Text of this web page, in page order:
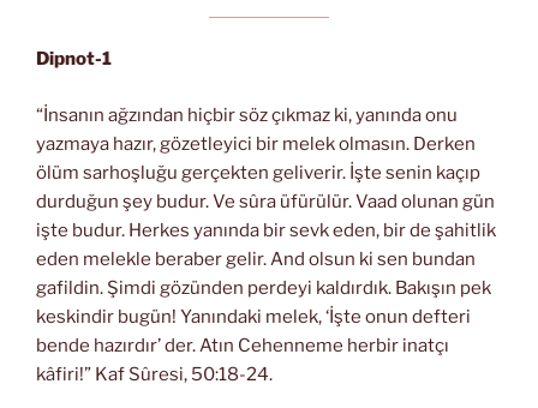
Dipnot-1
“İnsanın ağzından hiçbir söz çıkmaz ki, yanında onu
yazmaya hazır, gözetleyici bir melek olmasın. Derken
ölüm sarhoşluğu gerçekten geliverir. İşte senin kaçıp
durduğun şey budur. Ve sûra üfürülür. Vaad olunan gün
işte budur. Herkes yanında bir sevk eden, bir de şahitlik
eden melekle beraber gelir. And olsun ki sen bundan
gafildin. Şimdi gözünden perdeyi kaldırdık. Bakışın pek
keskindir bugün! Yanındaki melek, ‘İşte onun defteri
bende hazırdır’ der. Atın Cehenneme herbir inatçı
kâfiri!” Kaf Sûresi, 50:18-24.